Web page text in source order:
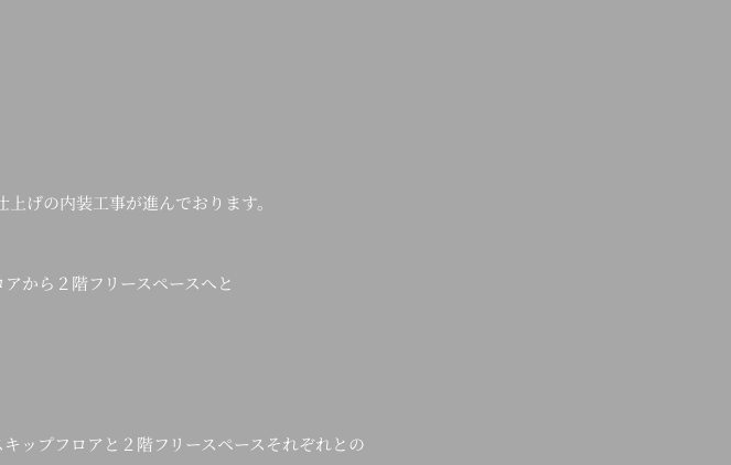
げの内装工事が進んでおります。
から２階フリースペースへと
ップフロアと２階フリースペースそれぞれとの